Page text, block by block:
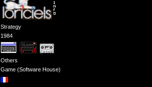
Strategy
1984
Others
Game (Software House)